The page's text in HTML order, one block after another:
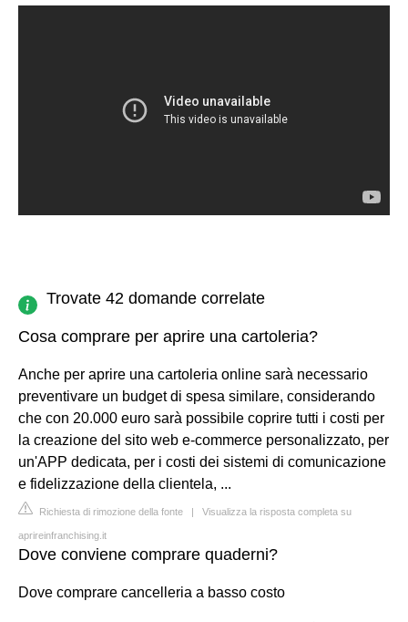
Trovate 42 domande correlate
Cosa comprare per aprire una cartoleria?
Anche per aprire una cartoleria online sarà necessario
preventivare un budget di spesa similare, considerando
che con 20.000 euro sarà possibile coprire tutti i costi per
la creazione del sito web e-commerce personalizzato, per
un'APP dedicata, per i costi dei sistemi di comunicazione
e fidelizzazione della clientela, ...
Richiesta di rimozione della fonte | Visualizza la risposta completa su
aprireinfranchising.it
Dove conviene comprare quaderni?
Dove comprare cancelleria a basso costo